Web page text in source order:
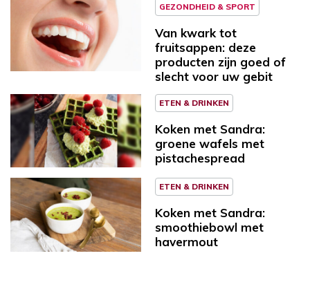
GEZONDHEID & SPORT
Van kwark tot
fruitsappen: deze
producten zijn goed of
slecht voor uw gebit
ETEN & DRINKEN
Koken met Sandra:
groene wafels met
pistachespread
ETEN & DRINKEN
Koken met Sandra:
smoothiebowl met
havermout